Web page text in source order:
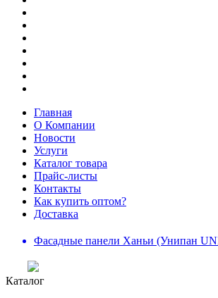
Главная
О Компании
Новости
Услуги
Каталог товара
Прайс-листы
Контакты
Как купить оптом?
Доставка
Фасадные панели Ханьи (Унипан
Каталог